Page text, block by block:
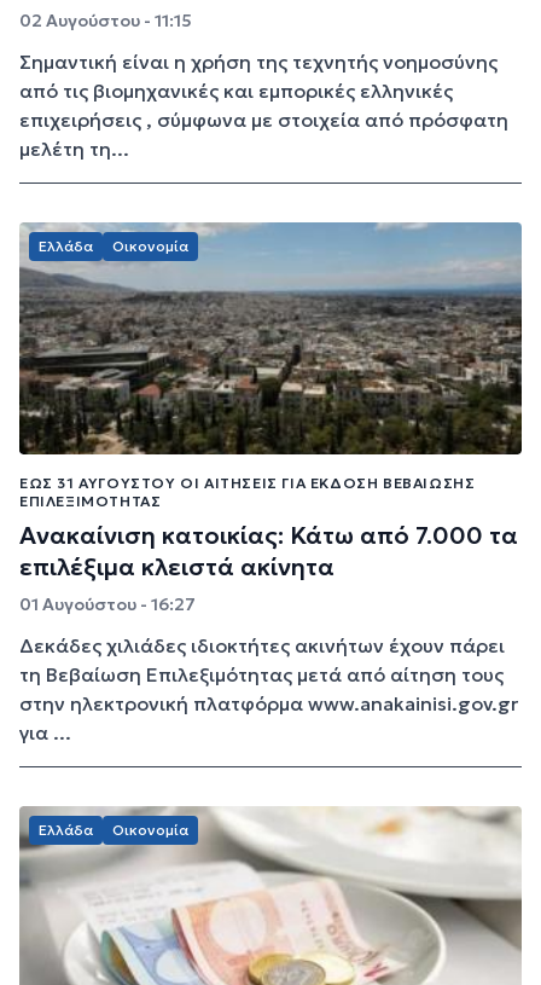
02 Αυγούστου - 11:15
Σημαντική είναι η χρήση της τεχνητής νοημοσύνης
από τις βιομηχανικές και εμπορικές ελληνικές
επιχειρήσεις , σύμφωνα με στοιχεία από πρόσφατη
μελέτη τη...
Ελλάδα Οικονομία
ΈΩΣ 31 ΑΥΓΟΎΣΤΟΥ ΟΙ ΑΙΤΉΣΕΙΣ ΓΙΑ ΈΚΔΟΣΗ ΒΕΒΑΊΩΣΗΣ
ΕΠΙΛΕΞΙΜΌΤΗΤΑΣ
Ανακαίνιση κατοικίας: Κάτω από 7.000 τα
επιλέξιμα κλειστά ακίνητα
01 Αυγούστου - 16:27
Δεκάδες χιλιάδες ιδιοκτήτες ακινήτων έχουν πάρει
τη Βεβαίωση Επιλεξιμότητας μετά από αίτηση τους
στην ηλεκτρονική πλατφόρμα www.anakainisi.gov.gr
για ...
Ελλάδα Οικονομία